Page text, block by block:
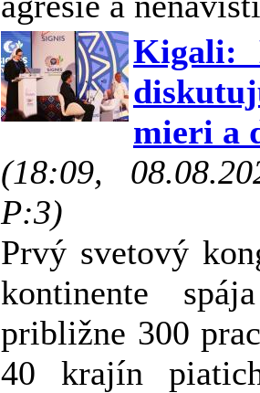
Kigali:
mieri a
(18:09,
P:3)
Prvý svetový
kontinente
približne 300
40 krajín